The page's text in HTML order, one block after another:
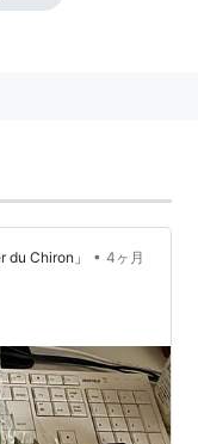
ジャスコから社名
du Chiron」 • 4ヶ月